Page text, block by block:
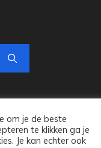
Muziek
om je de beste
te klikken ga je
Je kan echter ook